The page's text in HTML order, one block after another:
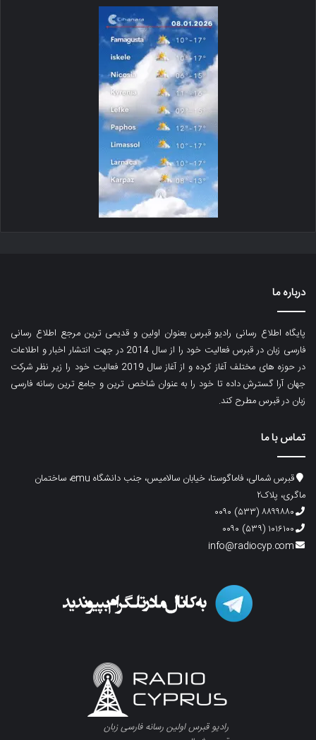
درباره ما
پایگاه اطلاع رسانی رادیو قبرس بعنوان اولین و قدیمی ترین مرجع اطلاع رسانی
فارسی زبان در قبرس فعالیت خود را از سال 2014 در جهت انتشار اخبار و اطلاعات
در حوزه های مختلف آغاز کرده و از آغاز سال 2019 فعالیت خود را زیر نظر شرکت
جهان آرا گسترش داده تا خود را به عنوان شاخص ترین و جامع ترین رسانه فارسی
زبان در قبرس مطرح کند.
تماس با ما
قبرس شمالی، فاماگوستا، خیابان سالامیس، جنب دانشگاه emu، ساختمان
ماگری، پلاک۲
۸۸۹۹۸۸۰ (۵۳۳) ۰۰۹۰
۱۰۱۶۱۰۰ (۵۳۹) ۰۰۹۰
info@radiocyp.com
رادیو قبرس اولین رسانه فارسی زبان